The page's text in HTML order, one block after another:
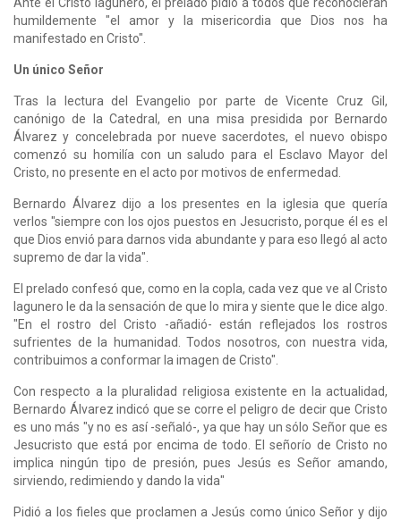
humildemente "el amor y la misericordia que Dios nos ha
manifestado en Cristo".
Un único Señor
Tras la lectura del Evangelio por parte de Vicente Cruz Gil,
canónigo de la Catedral, en una misa presidida por Bernardo
Álvarez y concelebrada por nueve sacerdotes, el nuevo obispo
comenzó su homilía con un saludo para el Esclavo Mayor del
Cristo, no presente en el acto por motivos de enfermedad.
Bernardo Álvarez dijo a los presentes en la iglesia que quería
verlos "siempre con los ojos puestos en Jesucristo, porque él es el
que Dios envió para darnos vida abundante y para eso llegó al acto
supremo de dar la vida".
El prelado confesó que, como en la copla, cada vez que ve al Cristo
lagunero le da la sensación de que lo mira y siente que le dice algo.
"En el rostro del Cristo -añadió- están reflejados los rostros
sufrientes de la humanidad. Todos nosotros, con nuestra vida,
contribuimos a conformar la imagen de Cristo".
Con respecto a la pluralidad religiosa existente en la actualidad,
Bernardo Álvarez indicó que se corre el peligro de decir que Cristo
es uno más "y no es así -señaló-, ya que hay un sólo Señor que es
Jesucristo que está por encima de todo. El señorío de Cristo no
implica ningún tipo de presión, pues Jesús es Señor amando,
sirviendo, redimiendo y dando la vida"
Pidió a los fieles que proclamen a Jesús como único Señor y dijo